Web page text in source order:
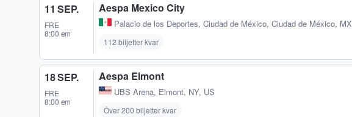
11 SEP.
FRE
8:00 em
Aespa Mexico City
Palacio de los Deportes, Ciudad de México, Ciudad de México, MX
112 biljetter kvar
18 SEP.
FRE
8:00 em
Aespa Elmont
UBS Arena, Elmont, NY, US
Över 200 biljetter kvar